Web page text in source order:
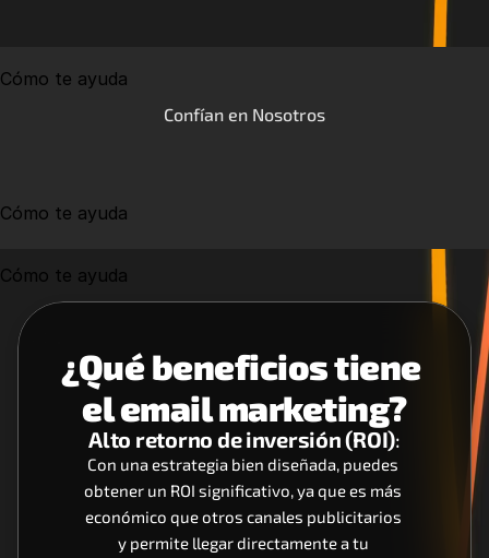
Cómo te ayuda
Confían en Nosotros
Cómo te ayuda
Cómo te ayuda
¿Qué beneficios tiene
el email marketing?
Alto retorno de inversión (ROI):
Con una estrategia bien diseñada, puedes
obtener un ROI significativo, ya que es más
económico que otros canales publicitarios
y permite llegar directamente a tu